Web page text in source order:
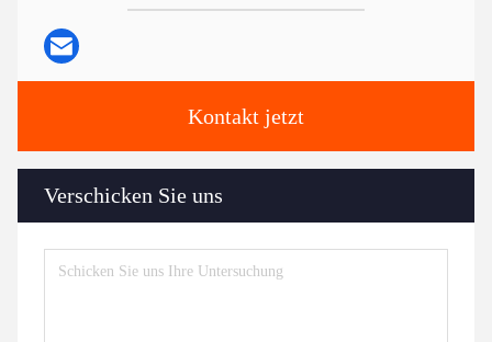
Kontakt jetzt
Verschicken Sie uns